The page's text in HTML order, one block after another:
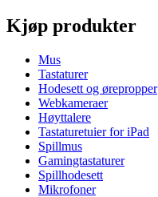
Kjøp produkter
Mus
Tastaturer
Hodesett og ørepropper
Webkameraer
Høyttalere
Tastaturetuier for iPad
Spillmus
Gamingtastaturer
Spillhodesett
Mikrofoner